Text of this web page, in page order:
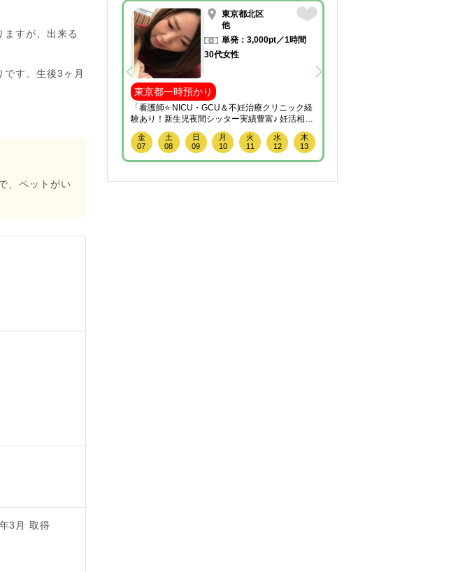
ますが、出来る
す。生後3ヶ月
、ペットがい
3月 取得
東京都北区
他
単発：3,000pt／1時間
30代女性
東京都一時預かり
「看護師⭐️ NICU・GCU＆不妊治療クリニック経
験あり！新生児夜間シッター実績豊富♪ 妊活相談
もお任せください♡
金
07
土
08
日
09
月
10
火
11
水
12
木
13